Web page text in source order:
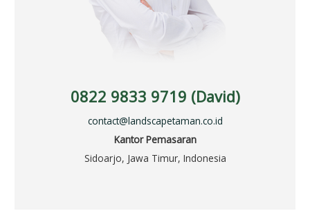
0822 9833 9719 (David)
contact@landscapetaman.co.id
Kantor Pemasaran
Sidoarjo, Jawa Timur, Indonesia